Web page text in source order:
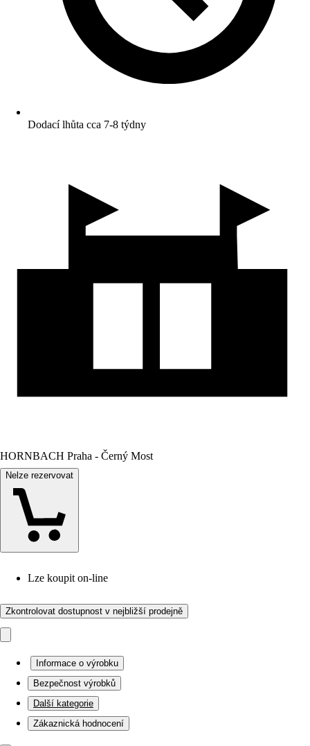
Dodací lhůta cca 7-8 týdny
HORNBACH Praha - Černý Most
Nelze rezervovat
Lze koupit on-line
Zkontrolovat dostupnost v nejbližší prodejně
Informace o výrobku
Bezpečnost výrobků
Další kategorie
Zákaznická hodnocení